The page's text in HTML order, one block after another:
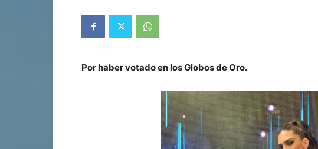
Por haber votado en los Globos de Oro.